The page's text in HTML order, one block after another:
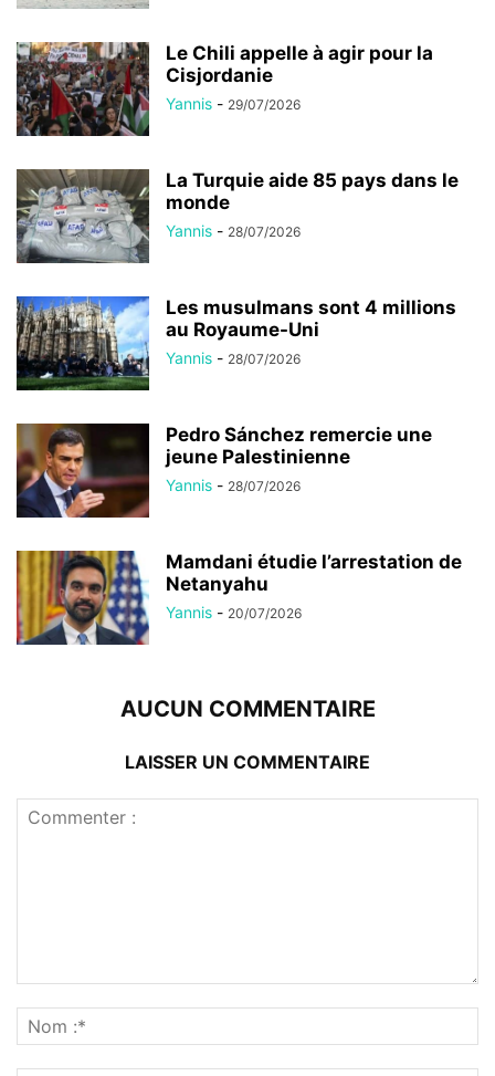
Le Chili appelle à agir pour la
Cisjordanie
Yannis - 29/07/2026
La Turquie aide 85 pays dans le
monde
Yannis - 28/07/2026
Les musulmans sont 4 millions
au Royaume-Uni
Yannis - 28/07/2026
Pedro Sánchez remercie une
jeune Palestinienne
Yannis - 28/07/2026
Mamdani étudie l’arrestation de
Netanyahu
Yannis - 20/07/2026
AUCUN COMMENTAIRE
LAISSER UN COMMENTAIRE